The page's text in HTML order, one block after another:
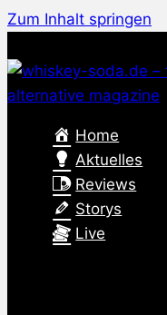
Zum Inhalt springen
Home
Aktuelles
Reviews
Storys
Live